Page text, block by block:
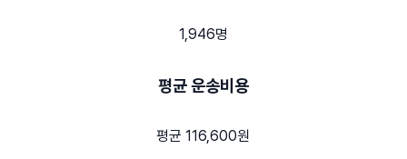
1,946명
평균 운송비용
평균 116,600원